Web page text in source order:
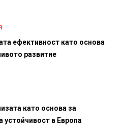
ефективност като основа
развитие
като основа за
устойчивост в Европа